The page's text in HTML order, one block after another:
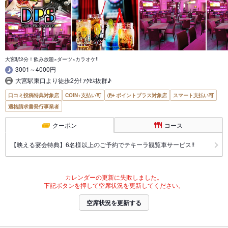
大宮駅2分！飲み放題×ダーツ×カラオケ!!
3001～4000円
大宮駅東口より徒歩2分! ｱｸｾｽ抜群♪
口コミ投稿特典対象店 COIN+支払い可 ポイントプラス対象店
スマート支払い可
適格請求書発行事業者
クーポン コース
【映える宴会特典】6名様以上のご予約でテキーラ観覧車サービス!!
カレンダーの更新に失敗しました。
下記ボタンを押して空席状況を更新してください。
空席状況を更新する